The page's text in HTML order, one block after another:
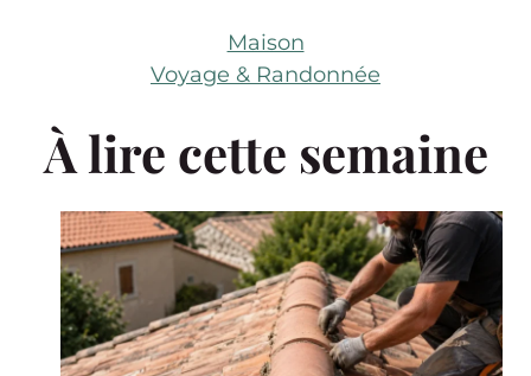
Maison
Voyage & Randonnée
À lire cette semaine